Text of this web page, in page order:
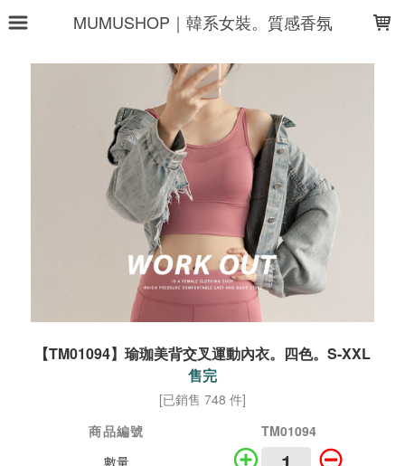
MUMUSHOP｜韓系女裝。質感香氛
【TM01094】瑜珈美背交叉運動內衣。四色。S-XXL
售完
[已銷售 748 件]
商品編號
TM01094
數量